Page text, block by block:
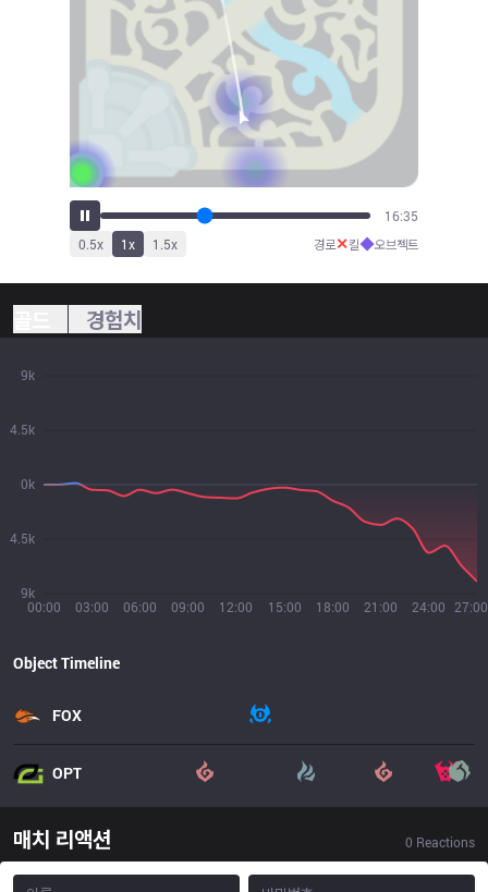
18:15
0.5x 1x 1.5x 경로✕킬◆오브젝트
경험치
00:00 03:00 06:00 09:00 12:00 15:00 18:00 21:00 24:00 27:00
9k
4.5k
0k
4.5k
9k
Object Timeline
FOX
OPT
매치 리액션 0 Reactions